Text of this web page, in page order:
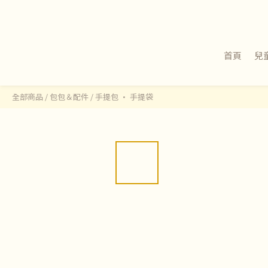
首頁 兒
全部商品 / 包包＆配件 /手提包 · 手提袋